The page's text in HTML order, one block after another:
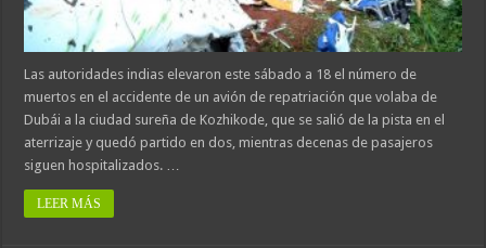
Las autoridades indias elevaron este sábado a 18 el número de
muertos en el accidente de un avión de repatriación que volaba de
Dubái a la ciudad sureña de Kozhikode, que se salió de la pista en el
aterrizaje y quedó partido en dos, mientras decenas de pasajeros
siguen hospitalizados. …
LEER MÁS